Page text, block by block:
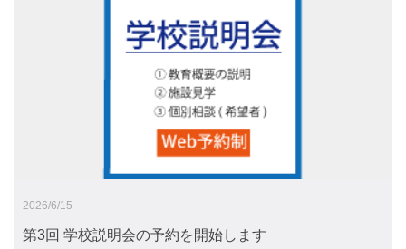
2026/6/15
第3回 学校説明会の予約を開始します